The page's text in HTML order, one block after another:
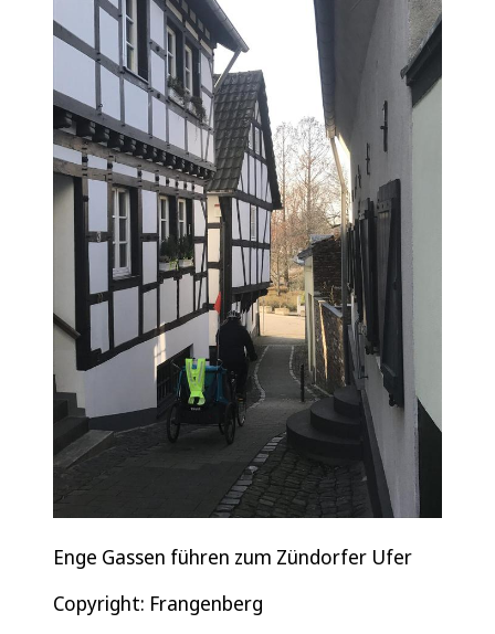
Enge Gassen führen zum Zündorfer Ufer
Copyright: Frangenberg